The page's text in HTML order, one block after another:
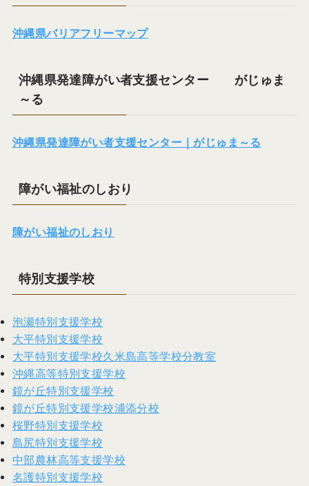
沖縄県バリアフリーマップ
沖縄県発達障がい者支援センター がじゅま
～る
沖縄県発達障がい者支援センター｜がじゅま～る
障がい福祉のしおり
障がい福祉のしおり
特別支援学校
泡瀬特別支援学校
大平特別支援学校
大平特別支援学校久米島高等学校分教室
沖縄高等特別支援学校
鏡が丘特別支援学校
鏡が丘特別支援学校浦添分校
桜野特別支援学校
島尻特別支援学校
中部農林高等支援学校
名護特別支援学校